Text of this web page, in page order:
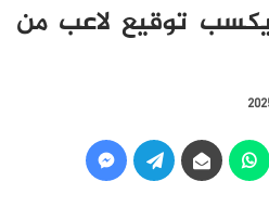
يكسب توقيع لاعب من